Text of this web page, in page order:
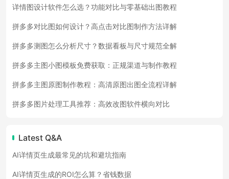
详情图设计软件怎么选？功能对比与零基础出图教程
拼多多对比图如何设计？高点击对比图制作方法详解
拼多多测图怎么分析尺寸？数据看板与尺寸规范全解
拼多多主图小图模板免费获取：正规渠道与制作教程
拼多多主图原图制作教程：高清原图出图全流程详解
拼多多图片处理工具推荐：高效改图软件横向对比
Latest Q&A
AI详情页生成最常见的坑和避坑指南
AI详情页生成的ROI怎么算？省钱数据